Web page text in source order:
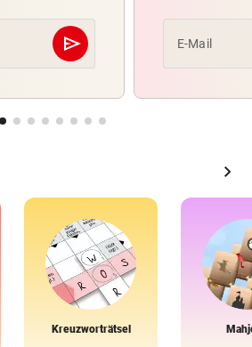
send
Abschicken E-Mail
chevron_right
Kreuzworträtsel